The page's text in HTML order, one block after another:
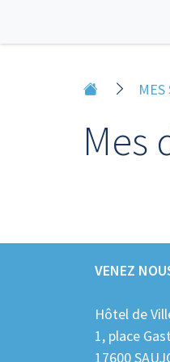
MES
Mes
VENEZ
Hôtel de
1, place
17600